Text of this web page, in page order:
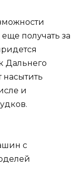
получать за
Дальнего
насытить
и